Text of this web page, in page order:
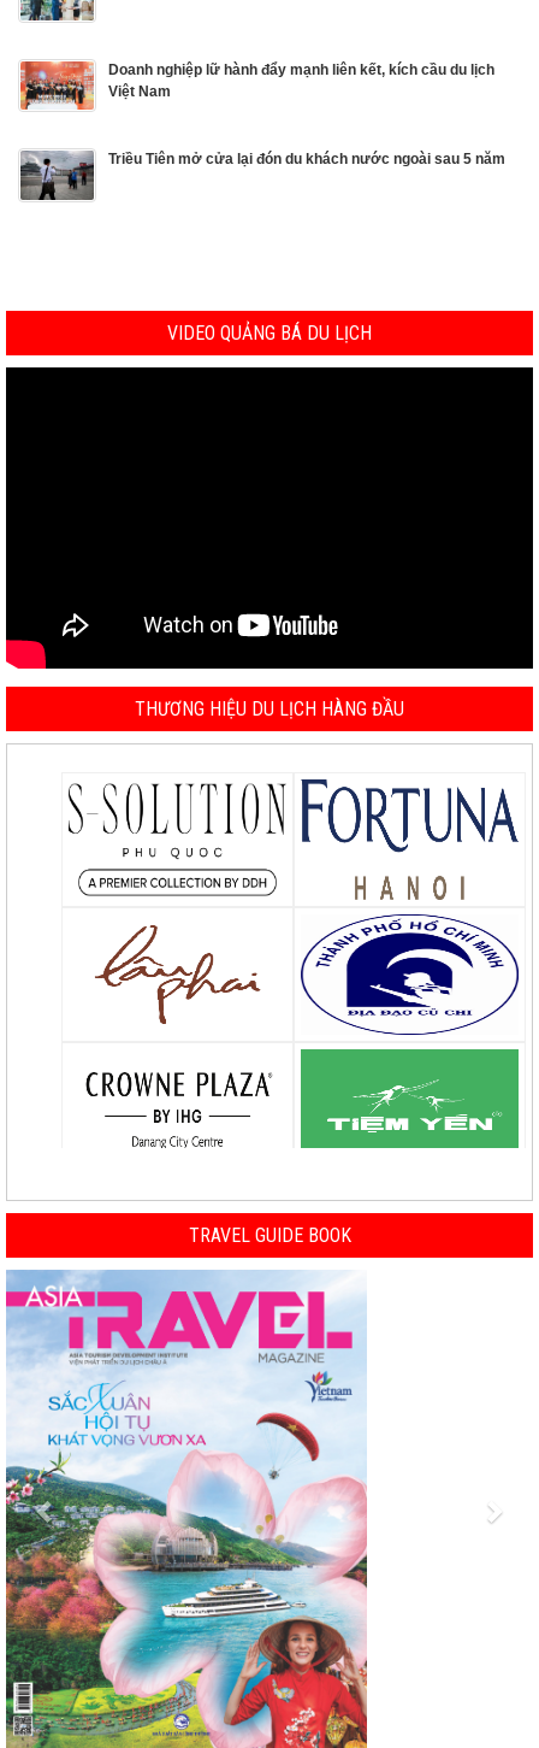
Doanh nghiệp lữ hành đẩy mạnh liên kết, kích cầu du lịch
Việt Nam
Triều Tiên mở cửa lại đón du khách nước ngoài sau 5 năm
VIDEO QUẢNG BÁ DU LỊCH
THƯƠNG HIỆU DU LỊCH HÀNG ĐẦU
TRAVEL GUIDE BOOK
Previous